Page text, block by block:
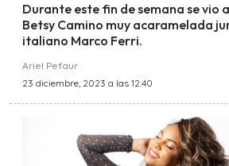
Durante este fin de semana se vio
Betsy Camino muy acaramelada
italiano Marco Ferri.
Ariel Pefaur
23 diciembre, 2023 a las 12:40